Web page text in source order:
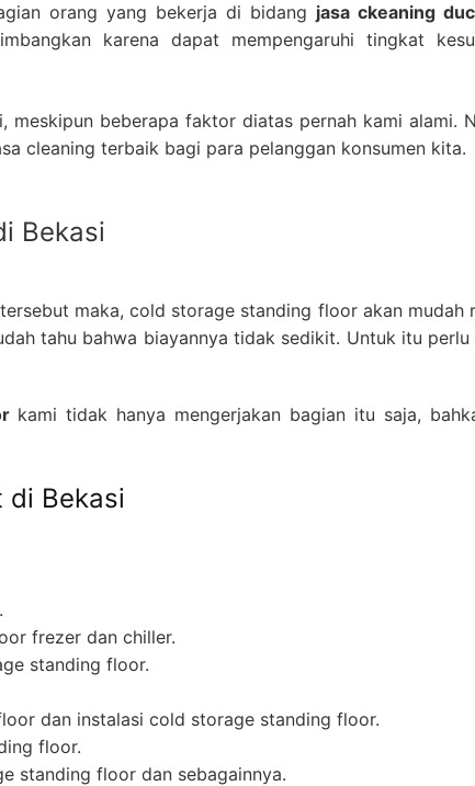
orang yang bekerja di bidang jasa ckeaning
karena dapat mempengaruhi tingkat
beberapa faktor diatas pernah kami alami.
cleaning terbaik bagi para pelanggan konsumen kita.
Bekasi
maka, cold storage standing floor akan mudah
tahu bahwa biayannya tidak sedikit. Untuk itu
kami tidak hanya mengerjakan bagian itu saja,
di Bekasi
frezer dan chiller.
standing floor.
dan instalasi cold storage standing floor.
floor.
standing floor dan sebagainnya.